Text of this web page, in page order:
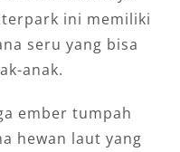
ini memiliki
seru yang bisa
anak.
ember tumpah
hewan laut yang